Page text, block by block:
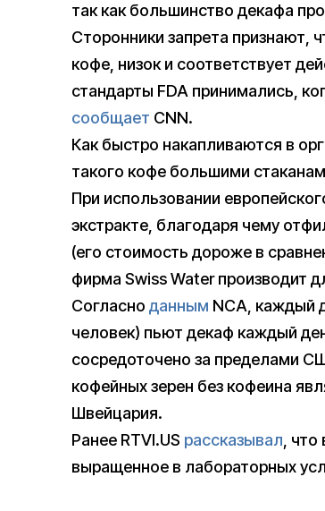
так как большинство декафа
Сторонники запрета признают,
кофе, низок и соответствует
стандарты FDA принимались,
сообщает CNN.
Как быстро накапливаются в
такого кофе большими
При использовании
экстракте, благодаря чему
(его стоимость дороже в
фирма Swiss Water производит
Согласно данным NCA, каждый
человек) пьют декаф каждый
сосредоточено за пределами
кофейных зерен без кофеина
Швейцария.
Ранее RTVI.US рассказывал, что
выращенное в лабораторных